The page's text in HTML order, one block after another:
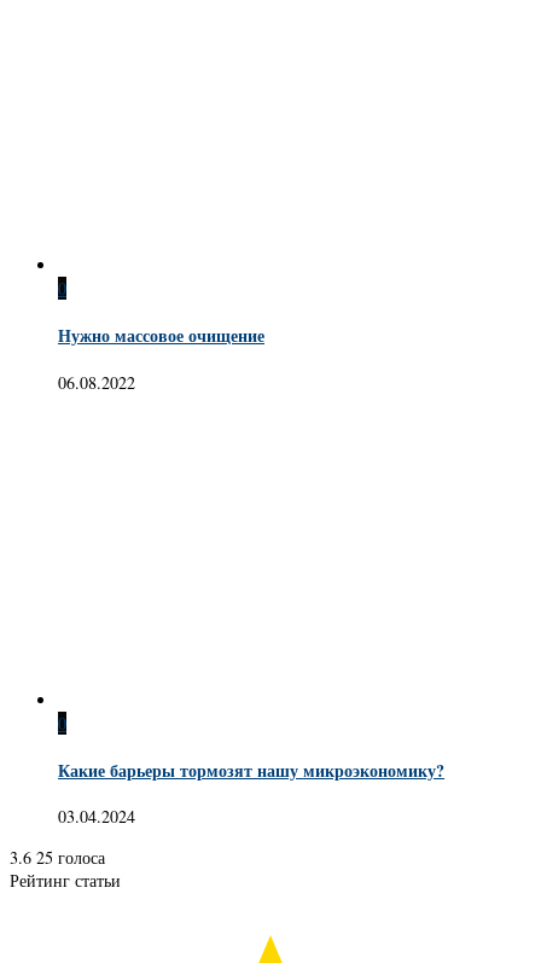
0
Нужно массовое очищение
06.08.2022
0
Какие барьеры тормозят нашу микроэкономику?
03.04.2024
3.6 25 голоса
Рейтинг статьи